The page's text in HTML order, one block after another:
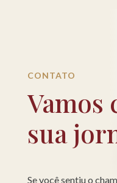
CONTATO
Vamos
sua
Se você sentiu o